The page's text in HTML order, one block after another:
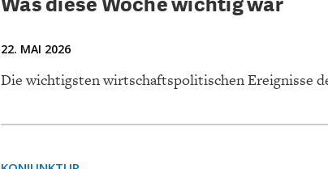
22. MAI 2026
Die wichtigsten wirtschaftspolitischen Ereignisse